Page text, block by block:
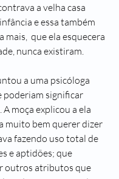
a velha casa
e essa também
mais,  que ela esquecera
nunca existiram.
a uma psicóloga
poderiam significar
moça explicou a ela
muito bem querer dizer
fazendo uso total de
e aptidões; que
outros atributos que